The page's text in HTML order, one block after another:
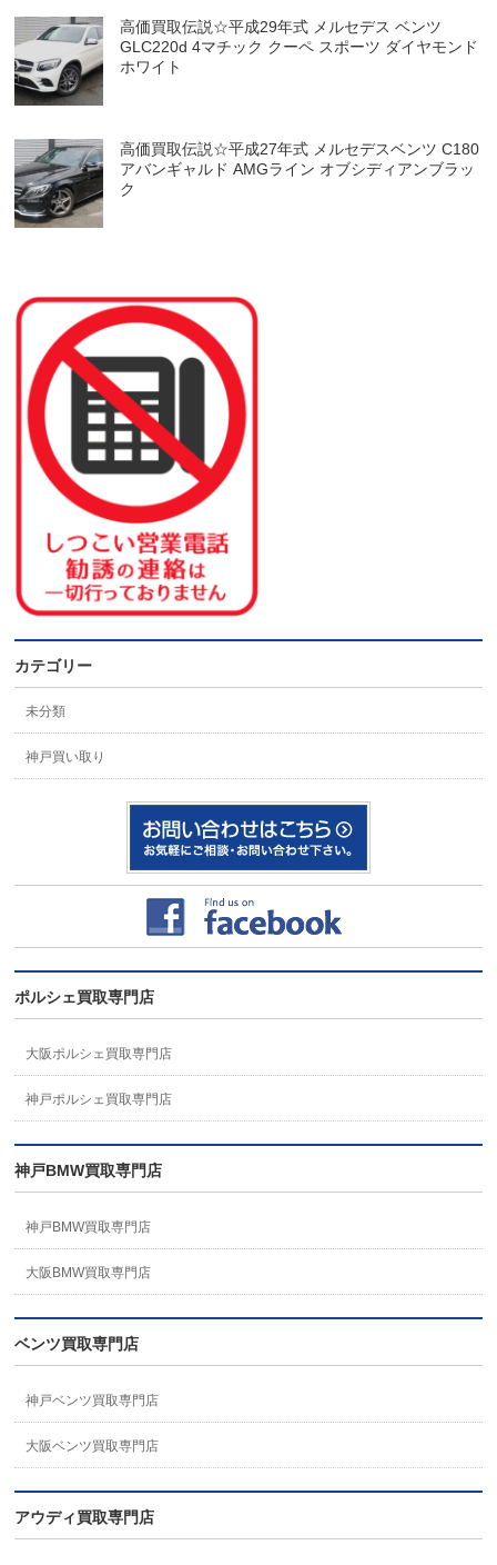
高価買取伝説☆平成29年式 メルセデス ベンツ
GLC220d 4マチック クーペ スポーツ ダイヤモンド
ホワイト
高価買取伝説☆平成27年式 メルセデスベンツ C180
アバンギャルド AMGライン オブシディアンブラッ
ク
カテゴリー
未分類
神戸買い取り
ポルシェ買取専門店
大阪ポルシェ買取専門店
神戸ポルシェ買取専門店
神戸BMW買取専門店
神戸BMW買取専門店
大阪BMW買取専門店
ベンツ買取専門店
神戸ベンツ買取専門店
大阪ベンツ買取専門店
アウディ買取専門店